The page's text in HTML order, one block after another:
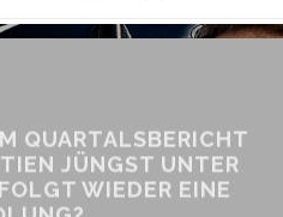
QUARTALSBERICHT
JÜNGST UNTER
WIEDER EINE